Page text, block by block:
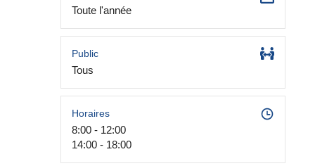
Toute l'année
Public
Tous
Horaires
8:00 - 12:00
14:00 - 18:00